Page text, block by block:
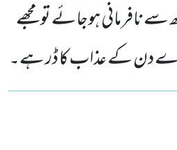
سے نافرمانی ہوجائے تو مجھے
دن کے عذاب کا ڈر ہے۔